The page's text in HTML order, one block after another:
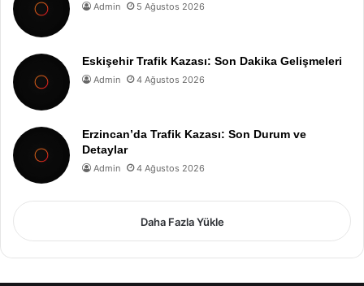
Admin 5 Ağustos 2026
Eskişehir Trafik Kazası: Son Dakika Gelişmeleri
Admin 4 Ağustos 2026
Erzincan’da Trafik Kazası: Son Durum ve
Detaylar
Admin 4 Ağustos 2026
Daha Fazla Yükle